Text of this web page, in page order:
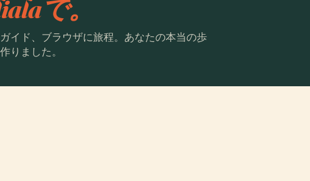
で。
イド、ブラウザに旅程。あなたの本当の歩
りました。